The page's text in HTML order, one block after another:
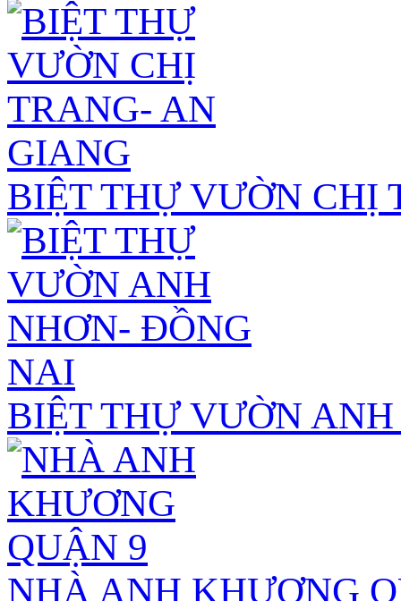
BIỆT THỰ VƯỜN CHỊ
BIỆT THỰ VƯỜN
NHÀ ANH KHƯƠNG